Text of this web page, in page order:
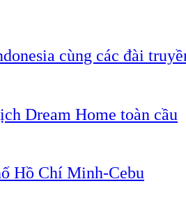
cùng các đài
Dream Home toàn cầu
Hồ Chí Minh-Cebu